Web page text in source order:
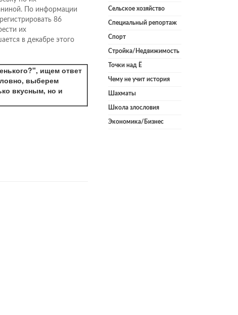
По информации
86
их
в декабре этого
ищем ответ
выберем
вкусным, но и
Сельское хозяйство
Специальный репортаж
Спорт
Стройка/Недвижимость
Точки над Ё
Чему не учит история
Шахматы
Школа злословия
Экономика/Бизнес